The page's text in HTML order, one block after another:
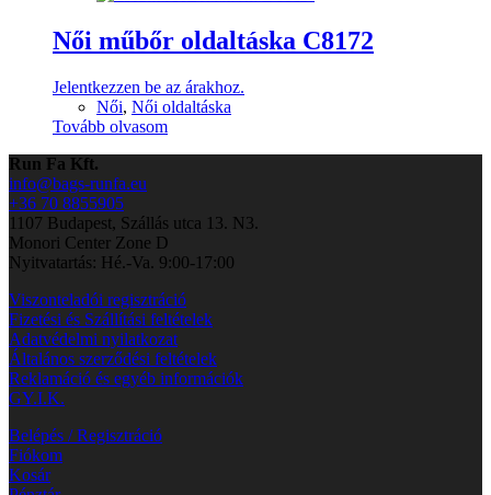
Női műbőr oldaltáska C8172
Jelentkezzen be az árakhoz.
Női, Női oldaltáska
Tovább olvasom
Run Fa Kft.
info@bags-runfa.eu
+36 70 8855905
1107 Budapest, Szállás utca 13. N3.
Monori Center Zone D
Nyitvatartás: Hé.-Va. 9:00-17:00
Viszonteladói regisztráció
Fizetési és Szállítási feltételek
Adatvédelmi nyilatkozat
Általános szerződési feltételek
Reklamáció és egyéb információk
GY.I.K.
Belépés / Regisztráció
Fiókom
Kosár